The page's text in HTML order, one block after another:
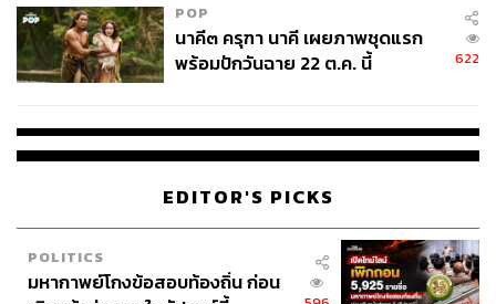
POP
นาคี๓ ครุฑา นาคี เผยภาพชุดแรก
พร้อมปักวันฉาย 22 ต.ค. นี้
622
EDITOR'S PICKS
POLITICS
มหากาพย์โกงข้อสอบท้องถิ่น ก่อน